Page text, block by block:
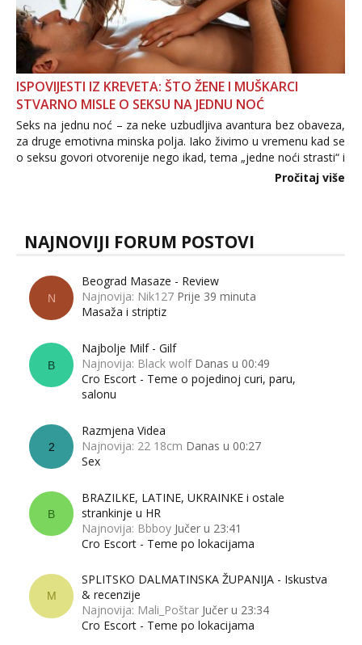
ISPOVIJESTI IZ KREVETA: ŠTO ŽENE I MUŠKARCI
STVARNO MISLE O SEKSU NA JEDNU NOĆ
Seks na jednu noć – za neke uzbudljiva avantura bez obaveza,
za druge emotivna minska polja. Iako živimo u vremenu kad se
o seksu govori otvorenije nego ikad, tema „jedne noći strasti“ i
dalje izaziva burne rasprave. Što zapravo misle žene, a što
Pročitaj više
NAJNOVIJI FORUM POSTOVI
N
Beograd Masaze - Review
Najnovija: Nik127 Prije 39 minuta
Masaža i striptiz
B
Najbolje Milf - Gilf
Najnovija: Black wolf Danas u 00:49
Cro Escort - Teme o pojedinoj curi, paru,
salonu
2
Razmjena Videa
Najnovija: 22 18cm Danas u 00:27
Sex
B
BRAZILKE, LATINE, UKRAINKE i ostale
strankinje u HR
Najnovija: Bbboy Jučer u 23:41
Cro Escort - Teme po lokacijama
M
SPLITSKO DALMATINSKA ŽUPANIJA - Iskustva
& recenzije
Najnovija: Mali_Poštar Jučer u 23:34
Cro Escort - Teme po lokacijama